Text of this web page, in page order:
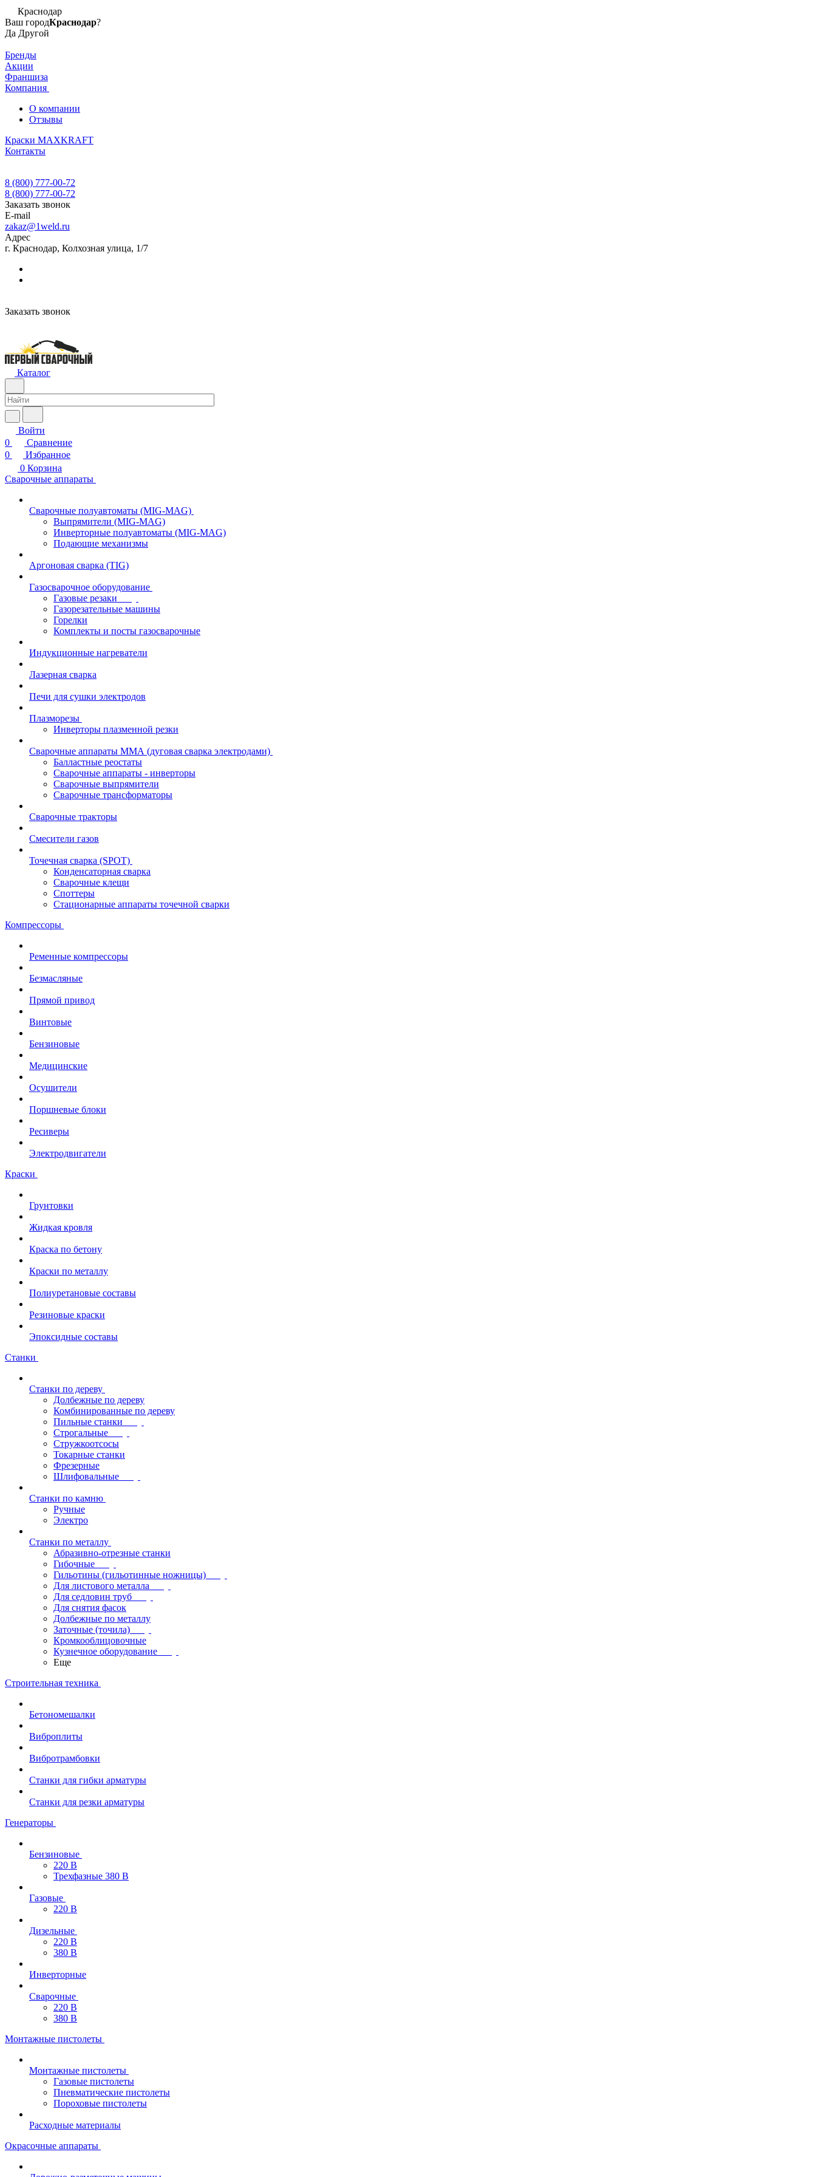
Краснодар
Ваш городКраснодар?
Да Другой
Бренды
Акции
Франшиза
Компания
О компании
Отзывы
Краски MAXKRAFT
Контакты
8 (800) 777-00-72
8 (800) 777-00-72
Заказать звонок
E-mail
zakaz@1weld.ru
Адрес
г. Краснодар, Колхозная улица, 1/7
Заказать звонок
Каталог
Войти
0
Сравнение
0
Избранное
0 Корзина
Сварочные аппараты
Сварочные полуавтоматы (MIG-MAG)
Выпрямители (MIG-MAG)
Инверторные полуавтоматы (MIG-MAG)
Подающие механизмы
Аргоновая сварка (TIG)
Газосварочное оборудование
Газовые резаки
Газорезательные машины
Горелки
Комплекты и посты газосварочные
Индукционные нагреватели
Лазерная сварка
Печи для сушки электродов
Плазморезы
Инверторы плазменной резки
Сварочные аппараты ММА (дуговая сварка электродами)
Балластные реостаты
Сварочные аппараты - инверторы
Сварочные выпрямители
Сварочные трансформаторы
Сварочные тракторы
Смесители газов
Точечная сварка (SPOT)
Конденсаторная сварка
Сварочные клещи
Споттеры
Стационарные аппараты точечной сварки
Компрессоры
Ременные компрессоры
Безмасляные
Прямой привод
Винтовые
Бензиновые
Медицинские
Осушители
Поршневые блоки
Ресиверы
Электродвигатели
Краски
Грунтовки
Жидкая кровля
Краска по бетону
Краски по металлу
Полиуретановые составы
Резиновые краски
Эпоксидные составы
Станки
Станки по дереву
Долбежные по дереву
Комбинированные по дереву
Пильные станки
Строгальные
Стружкоотсосы
Токарные станки
Фрезерные
Шлифовальные
Станки по камню
Ручные
Электро
Станки по металлу
Абразивно-отрезные станки
Гибочные
Гильотины (гильотинные ножницы)
Для листового металла
Для седловин труб
Для снятия фасок
Долбежные по металлу
Заточные (точила)
Кромкооблицовочные
Кузнечное оборудование
Еще
Строительная техника
Бетономешалки
Виброплиты
Вибротрамбовки
Станки для гибки арматуры
Станки для резки арматуры
Генераторы
Бензиновые
220 В
Трехфазные 380 В
Газовые
220 В
Дизельные
220 В
380 В
Инверторные
Сварочные
220 В
380 В
Монтажные пистолеты
Монтажные пистолеты
Газовые пистолеты
Пневматические пистолеты
Пороховые пистолеты
Расходные материалы
Окрасочные аппараты